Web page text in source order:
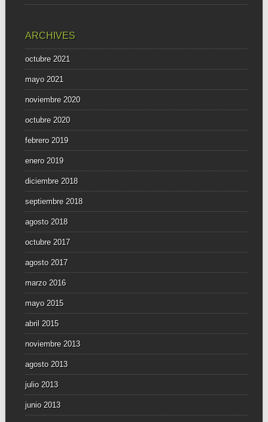
ARCHIVES
octubre 2021
mayo 2021
noviembre 2020
octubre 2020
febrero 2019
enero 2019
diciembre 2018
septiembre 2018
agosto 2018
octubre 2017
agosto 2017
marzo 2016
mayo 2015
abril 2015
noviembre 2013
agosto 2013
julio 2013
junio 2013